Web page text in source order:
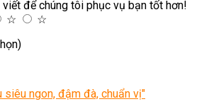
để chúng tôi phục vụ bạn tốt hơn!
☆
☆
siêu ngon, đậm đà, chuẩn vị"